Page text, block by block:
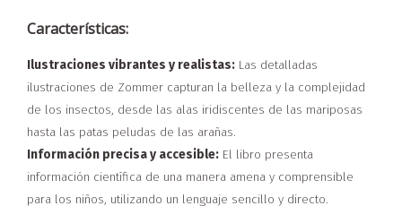
Características:
Ilustraciones vibrantes y realistas: Las detalladas
ilustraciones de Zommer capturan la belleza y la complejidad
de los insectos, desde las alas iridiscentes de las mariposas
hasta las patas peludas de las arañas.
Información precisa y accesible: El libro presenta
información científica de una manera amena y comprensible
para los niños, utilizando un lenguaje sencillo y directo.